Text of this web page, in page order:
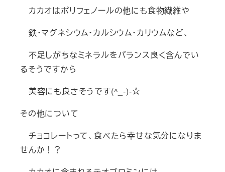
カカオはポリフェノールの他にも食物繊維や
鉄・マグネシウム・カルシウム・カリウムなど、
不足しがちなミネラルをバランス良く含んでい
るそうですから
美容にも良さそうです(^_-)-☆
その他について
チョコレートって、食べたら幸せな気分になりま
せんか！？